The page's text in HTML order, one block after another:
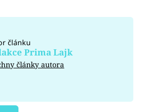
článku
Prima Lajk
články autora